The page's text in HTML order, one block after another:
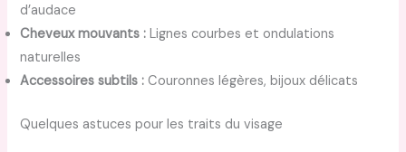
d’audace
Cheveux mouvants : Lignes courbes et ondulations
naturelles
Accessoires subtils : Couronnes légères, bijoux délicats
Quelques astuces pour les traits du visage